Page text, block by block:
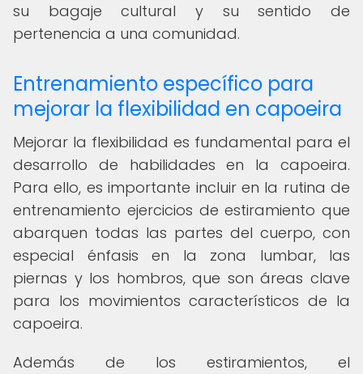
su bagaje cultural y su sentido de
pertenencia a una comunidad.
Entrenamiento específico para
mejorar la flexibilidad en capoeira
Mejorar la flexibilidad es fundamental para el
desarrollo de habilidades en la capoeira.
Para ello, es importante incluir en la rutina de
entrenamiento ejercicios de estiramiento que
abarquen todas las partes del cuerpo, con
especial énfasis en la zona lumbar, las
piernas y los hombros, que son áreas clave
para los movimientos característicos de la
capoeira.
Además de los estiramientos, el